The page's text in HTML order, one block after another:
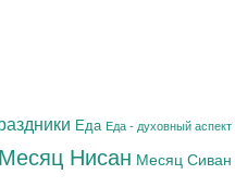
Еда Еда - духовный аспект
Месяц Нисан Месяц Сиван